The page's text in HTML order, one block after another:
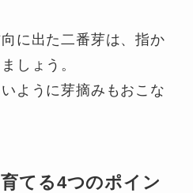
に出た二番芽は、指か
しょう。
ように芽摘みもおこな
てる4つのポイン